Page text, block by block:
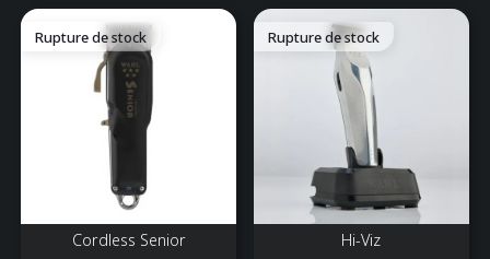
Cordless Senior
Rupture de stock
Hi-Viz
Rupture de stock